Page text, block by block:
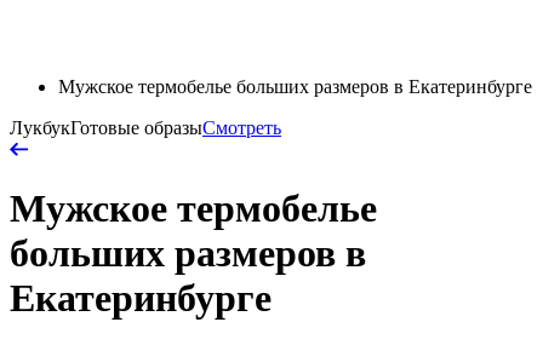
Мужское термобелье больших размеров в Екатеринбурге
ЛукбукГотовые образыСмотреть
Мужское термобелье
больших размеров в
Екатеринбурге